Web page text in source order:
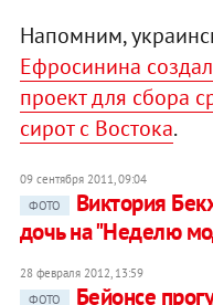
Напомним,
Ефросинина
проект для сбора
сирот с Востока.
09 сентября 2011, 09:04
ФОТО
Виктория
дочь на "Неделю
28 февраля 2012, 13:59
ФОТО
Бейонсе